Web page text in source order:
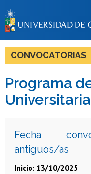
LA
CONVOCATORIAS
Programa
Universitaria
Fecha
antiguos/as
Inicio: 13/10/2025